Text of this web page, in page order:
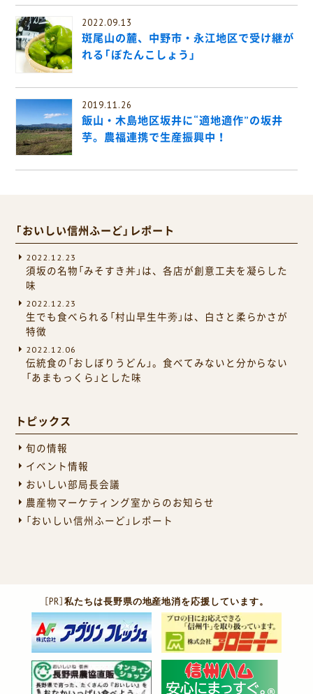
2022.09.13
斑尾山の麓、中野市・永江地区で受け継が
れる「ぼたんこしょう」
2019.11.26
飯山・木島地区坂井に“適地適作”の坂井
芋。農福連携で生産振興中！
「おいしい信州ふーど」レポート
2022.12.23
須坂の名物「みそすき丼」は、各店が創意工夫を凝らした
味
2022.12.23
生でも食べられる「村山早生牛蒡」は、白さと柔らかさが
特徴
2022.12.06
伝統食の「おしぼりうどん」。食べてみないと分からない
「あまもっくら」とした味
トピックス
旬の情報
イベント情報
おいしい部局長会議
農産物マーケティング室からのお知らせ
「おいしい信州ふーど」レポート
［PR］私たちは長野県の地産地消を応援しています。